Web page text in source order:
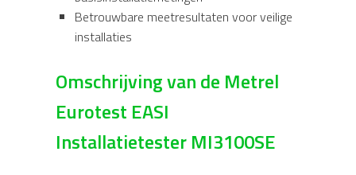
Betrouwbare meetresultaten voor veilige
installaties
Omschrijving van de Metrel
Eurotest EASI
Installatietester MI3100SE